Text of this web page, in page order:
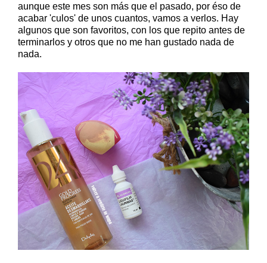
aunque este mes son más que el pasado, por éso de
acabar 'culos' de unos cuantos, vamos a verlos. Hay
algunos que son favoritos, con los que repito antes de
terminarlos y otros que no me han gustado nada de
nada.